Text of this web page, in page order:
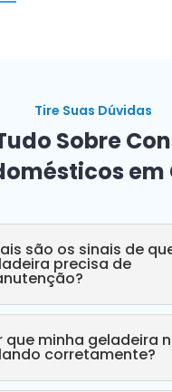
Tire Suas Dúvidas
Sobre
são os sinais de
precisa de
que minha geladeira
corretamente?